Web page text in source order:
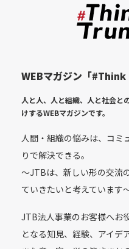
WEBマガジン「
人と人、人と組織、人と社会と
けするWEBマガジンです。
人間・組織の悩みは、コミ
りで解決できる。
〜JTBは、新しい形の交流
ていきたいと考えています
JTB法人事業のお客様へお
となる知見、経験、アイデ